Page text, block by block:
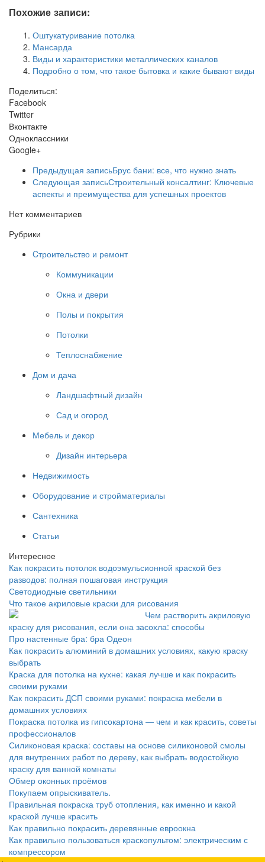
Похожие записи:
Оштукатуривание потолка
Мансарда
Виды и характеристики металлических каналов
Подробно о том, что такое бытовка и какие бывают виды
Поделиться:
Facebook
Twitter
Вконтакте
Одноклассники
Google+
Предыдущая записьБрус бани: все, что нужно знать
Следующая записьСтроительный консалтинг: Ключевые
аспекты и преимущества для успешных проектов
Нет комментариев
Рубрики
Cтроительство и ремонт
Коммуникации
Окна и двери
Полы и покрытия
Потолки
Теплоснабжение
Дом и дача
Ландшафтный дизайн
Сад и огород
Мебель и декор
Дизайн интерьера
Недвижимость
Оборудование и стройматериалы
Сантехника
Статьи
Интересное
Как покрасить потолок водоэмульсионной краской без
разводов: полная пошаговая инструкция
Светодиодные светильники
Что такое акриловые краски для рисования
Чем растворить акриловую
краску для рисования, если она засохла: способы
Про настенные бра: бра Одеон
Как покрасить алюминий в домашних условиях, какую краску
выбрать
Краска для потолка на кухне: какая лучше и как покрасить
своими руками
Как покрасить ДСП своими руками: покраска мебели в
домашних условиях
Покраска потолка из гипсокартона — чем и как красить, советы
профессионалов
Силиконовая краска: составы на основе силиконовой смолы
для внутренних работ по дереву, как выбрать водостойкую
краску для ванной комнаты
Обмер оконных проёмов
Покупаем опрыскиватель.
Правильная покраска труб отопления, как именно и какой
краской лучше красить
Как правильно покрасить деревянные евроокна
Как правильно пользоваться краскопультом: электрическим с
компрессором